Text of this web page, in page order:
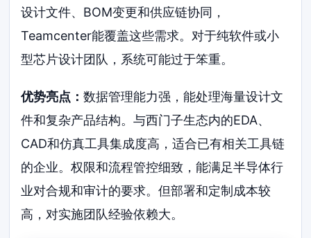
设计文件、BOM变更和供应链协同，
Teamcenter能覆盖这些需求。对于纯软件或小
型芯片设计团队，系统可能过于笨重。
优势亮点：数据管理能力强，能处理海量设计文
件和复杂产品结构。与西门子生态内的EDA、
CAD和仿真工具集成度高，适合已有相关工具链
的企业。权限和流程管控细致，能满足半导体行
业对合规和审计的要求。但部署和定制成本较
高，对实施团队经验依赖大。